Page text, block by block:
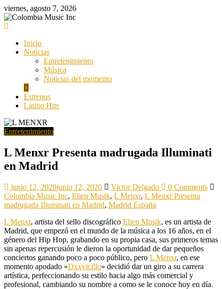
Saltar
al
contenido
viernes, agosto 7, 2026
Colombia
Music
Inc
Inicio
Noticias
Entretenimiento
Música
Noticias del momento
Estrenos
Latino Hits
Entretenimiento
L Menxr Presenta madrugada Illuminati
en Madrid
junio 12, 2020junio 12, 2020 Victor Delgado
0 Comments
Colombia Music Inc, Elien Musik, L Menxr, L Menxr Presenta
madrugada Illuminati en Madrid, Madrid España
L Menxr, artista del sello discográfico Elien Musik, es un artista de
Madrid, que empezó en el mundo de la música a los 16 años, en el
género del Hip Hop, grabando en su propia casa, sus primeros temas
sin apenas repercusión le dieron la oportunidad de dar pequeños
conciertos ganando poco a poco público, pero L Menxr, en ese
momento apodado »Dxxvicillo» decidió dar un giro a su carrera
artística, perfeccionando su estilo hacia algo más comercial y
profesional, cambiando su nombre a como se le conoce hoy en día.